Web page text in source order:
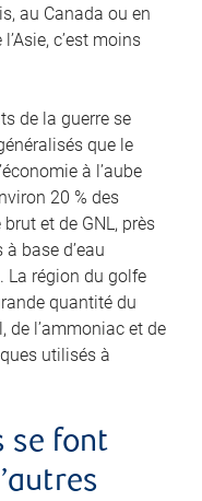
au Canada ou en
c’est moins
de la guerre se
que le
à l’aube
20 % des
et de GNL, près
base d’eau
La région du golfe
quantité du
de l’ammoniac et de
utilisés à
se font